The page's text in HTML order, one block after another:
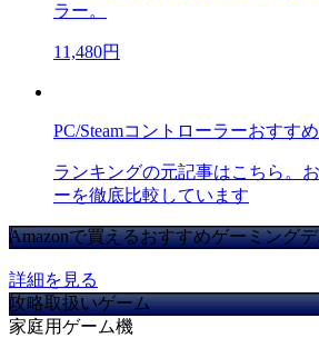
ラー。
11,480円
PC/Steamコントローラーおすす
ランキングの元記事はこちら。
ーを徹底比較しています
Amazonで買えるおすすめゲーミング
詳細を見る
攻略取扱いゲーム
家庭用ゲーム機